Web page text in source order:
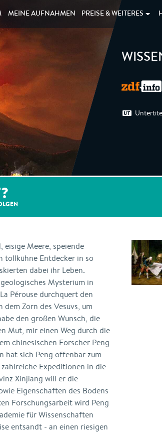
MEINE AUFNAHMEN PREISE & WEITERES
eisige Meere, speiende
tollkühne Entdecker in so
dabei ihr Leben.
Mysterium in
Pérouse durchquert den
Zorn des Vesuvs, um
den großen Wunsch, die
Mut, mir einen Weg durch die
chinesischen Forscher Peng
hat sich Peng offenbar zum
Expeditionen in die
Xinjiang will er die
Eigenschaften des Bodens
Forschungsarbeit wird Peng
für Wissenschaften
entsandt - an einen riesigen